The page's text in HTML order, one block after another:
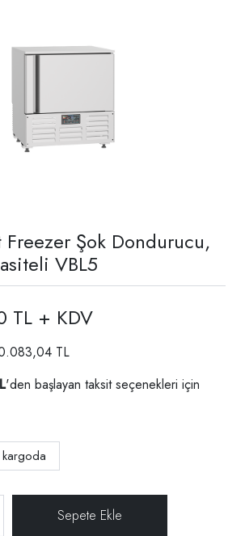
Freezer Şok Dondurucu,
VBL5
TL + KDV
TL
'den başlayan taksit seçenekleri için
kargoda